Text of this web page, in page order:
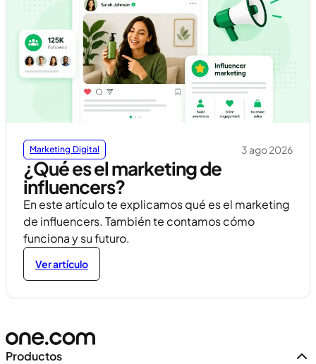
Marketing Digital 3 ago 2026
¿Qué es el marketing de
influencers?
En este artículo te explicamos qué es el marketing
de influencers. También te contamos cómo
funciona y su futuro.
Ver artículo
Productos